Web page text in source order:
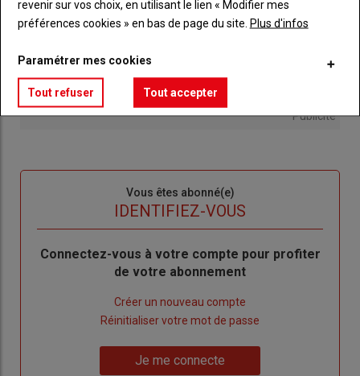
Publicité
Vous êtes abonné(e)
IDENTIFIEZ-VOUS
Body
Connectez-vous à votre compte pour profiter
de votre abonnement
Créer un nouveau compte
Réinitialiser votre mot de passe
Je me connecte
revenir sur vos choix, en utilisant le lien « Modifier mes
préférences cookies » en bas de page du site. Plus d'infos
Paramétrer mes cookies
Tout refuser Tout accepter